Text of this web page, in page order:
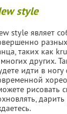
style
style являет
таких как
других.
идти в ногу
рисовать